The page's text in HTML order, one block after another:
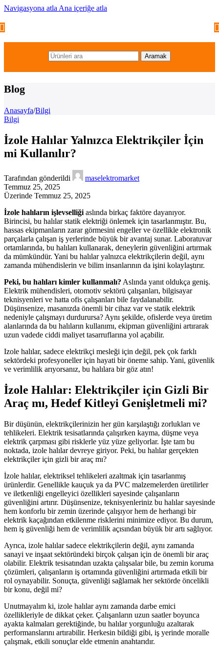
Navigasyona atla Ana içeriğe atla
Aramak
Blog
Anasayfa/Bilgi
Bilgi
İzole Halılar Yalnızca Elektrikçiler İçin
mi Kullanılır?
Tarafından gönderildi
maselektromarket
Temmuz 25, 2025
Üzerinde Temmuz 25, 2025
İzole halıların işlevselliği aslında birkaç faktöre dayanıyor.
Birincisi, bu halılar statik elektriği önlemek için tasarlanmıştır. Bu,
hassas ekipmanların zarar görmesini engeller ve özellikle elektronik
parçalarla çalışan iş yerlerinde büyük bir avantaj sunar. Laboratuvar
ortamlarında, bu halıları kullanarak, deneylerin güvenliğini artırmak
da mümkündür. Yani bu halılar yalnızca elektrikçilerin değil, aynı
zamanda mühendislerin ve bilim insanlarının da işini kolaylaştırır.
Peki, bu halıları kimler kullanmalı? Aslında yanıt oldukça geniş.
Elektrik mühendisleri, otomotiv sektörü çalışanları, bilgisayar
teknisyenleri ve hatta ofis çalışanları bile faydalanabilir.
Düşünsenize, masanızda önemli bir cihaz var ve statik elektrik
nedeniyle çalışmayı durdurursa? Aynı şekilde, ofislerde veya üretim
alanlarında da bu halıların kullanımı, ekipman güvenliğini artırarak
uzun vadede ciddi maliyet tasarruflarına yol açabilir.
Izole halılar, sadece elektrikçi mesleği için değil, pek çok farklı
sektördeki profesyoneller için hayati bir öneme sahip. Yani, güvenlik
ve verimlilik arıyorsanız, bu halılara bir göz atın!
İzole Halılar: Elektrikçiler için Gizli Bir
Araç mı, Hedef Kitleyi Genişletmeli mi?
Bir düşünün, elektrikçilerinizin her gün karşılaştığı zorlukları ve
tehlikeleri. Elektrik tesisatlarında çalışırken kayma, düşme veya
elektrik çarpması gibi risklerle yüz yüze geliyorlar. İşte tam bu
noktada, izole halılar devreye giriyor. Peki, bu halılar gerçekten
elektrikçiler için gizli bir araç mı?
İzole halılar, elektriksel tehlikeleri azaltmak için tasarlanmış
ürünlerdir. Genellikle kauçuk ya da PVC malzemelerden üretilirler
ve iletkenliği engelleyici özellikleri sayesinde çalışanların
güvenliğini artırır. Düşünsenize, teknisyenleriniz bu halılar sayesinde
hem konforlu bir zemin üzerinde çalışıyor hem de herhangi bir
elektrik kaçağından etkilenme risklerini minimize ediyor. Bu durum,
hem iş güvenliği hem de verimlilik açısından büyük bir artı sağlıyor.
Ayrıca, izole halılar sadece elektrikçilerin değil, aynı zamanda
sanayi ve inşaat sektöründeki birçok çalışan için de önemli bir araç
olabilir. Elektrik tesisatından uzakta çalışsalar bile, bu zemin koruma
çözümleri, çalışanların iş ortamında güvenliğini artırmada etkili bir
rol oynayabilir. Sonuçta, güvenliği sağlamak her sektörde öncelikli
bir konu, değil mi?
Unutmayalım ki, izole halılar aynı zamanda darbe emici
özellikleriyle de dikkat çeker. Çalışanların uzun saatler boyunca
ayakta kalmaları gerektiğinde, bu halılar yorgunluğu azaltarak
performanslarını artırabilir. Herkesin bildiği gibi, iş yerinde moralle
çalışmak, etkili sonuçlar elde etmenin anahtarıdır.